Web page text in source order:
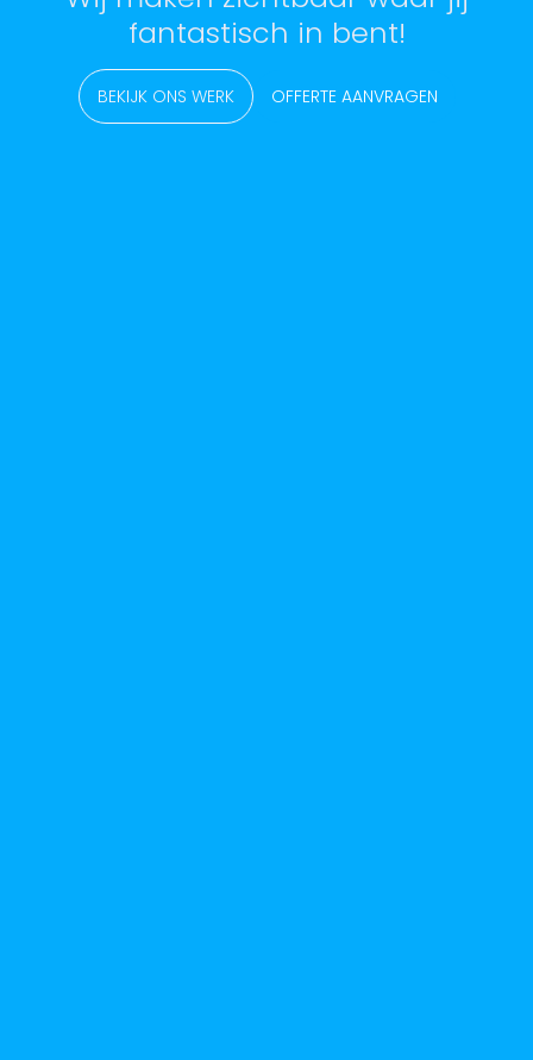
fantastisch in bent!
BEKIJK ONS WERK OFFERTE AANVRAGEN